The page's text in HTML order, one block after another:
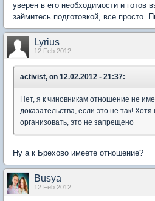
уверен в его необходимости и готов
займитесь подготовкой, все просто.
Lyrius
12 Feb 2012
activist, on 12.02.2012 - 21:37:
Нет, я к чиновникам отношение не
доказательства, если это не так! Хотя
организовать, это не запрещено
Ну а к Брехово имеете отношение?
Busya
12 Feb 2012